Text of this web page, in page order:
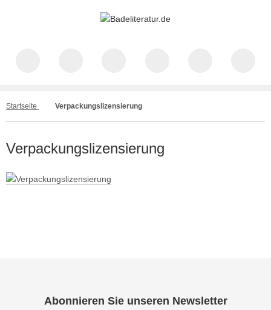
Startseite Verpackungslizensierung
Verpackungslizensierung
Abonnieren Sie unseren Newsletter